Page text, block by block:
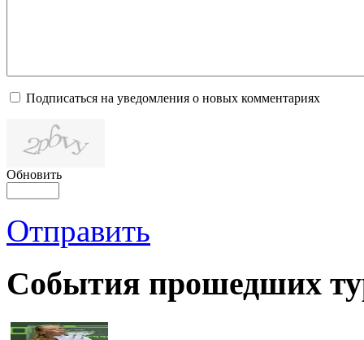
Подписаться на уведомления о новых комментариях
Обновить
Отправить
События прошедших